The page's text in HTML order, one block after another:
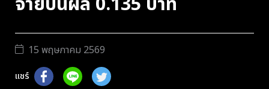
15 พฤษภาคม 2569
แชร์